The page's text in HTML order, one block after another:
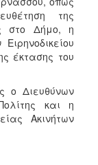
της
στο Δήμο, η
έκτασης του
ο Διευθύνων
και η
Ακινήτων